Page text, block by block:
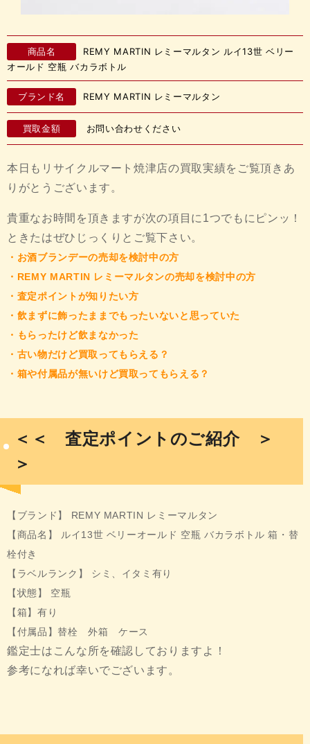
商品名
REMY MARTIN レミーマルタン ルイ13世 ベリー
オールド 空瓶 バカラボトル
ブランド名 REMY MARTIN レミーマルタン
買取金額 お問い合わせください
本日もリサイクルマート焼津店の買取実績をご覧頂きあ
りがとうございます。
貴重なお時間を頂きますが次の項目に1つでもにピンッ！
ときたはぜひじっくりとご覧下さい。
・お酒ブランデーの売却を検討中の方
・REMY MARTIN レミーマルタンの売却を検討中の方
・査定ポイントが知りたい方
・飲まずに飾ったままでもったいないと思っていた
・もらったけど飲まなかった
・古い物だけど買取ってもらえる？
・箱や付属品が無いけど買取ってもらえる？
＜＜ 査定ポイントのご紹介 ＞
＞
【ブランド】 REMY MARTIN レミーマルタン
【商品名】 ルイ13世 ベリーオールド 空瓶 バカラボトル 箱・替
栓付き
【ラベルランク】 シミ、イタミ有り
【状態】 空瓶
【箱】有り
【付属品】替栓 外箱 ケース
鑑定士はこんな所を確認しておりますよ！
参考になれば幸いでございます。